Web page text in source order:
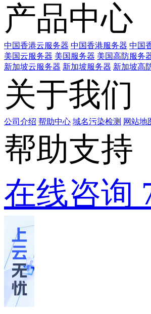
产品中心
中国香港云服务器 中国香港服务器 中国
美国云服务器 美国服务器 美国高防服务
新加坡云服务器 新加坡服务器 新加坡高
关于我们
公司介绍 帮助中心 域名污染检测 网站地
帮助支持
在线咨询